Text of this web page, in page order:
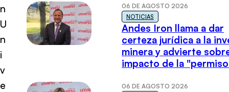
n
U
n
i
v
e
06 DE AGOSTO 2026
NOTICIAS
Andes Iron llama a dar
certeza jurídica a la
minera y advierte
impacto de la
06 DE AGOSTO 2026